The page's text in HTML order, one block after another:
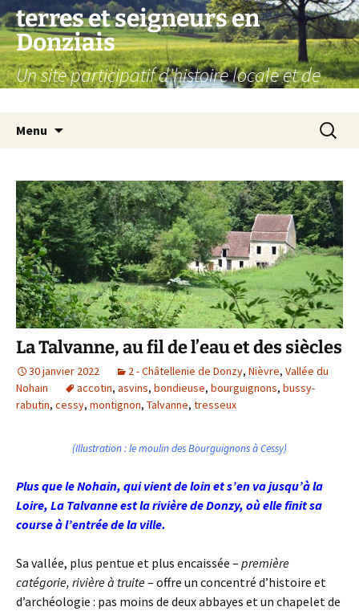
Aller
au
contenu
terres et seigneurs en
Donziais
Un site participatif d'histoire locale et de
Menu
La Talvanne, au fil de l’eau et des siècles
30 janvier 2022 2 - Châtellenie de Donzy, Nièvre, Vallée du
Nohain
accotin, asvins, bondieuse, bourguignons, bussy-
rabutin, cessy, montignon, Talvanne, tresseux
(Illustration : le moulin des Bourguignons à Cessy)
Plus que le Nohain, qui vient de loin et s’en va jusqu’à la
Loire, La Talvanne est la rivière de Donzy, où elle finit sa
course à l’entrée de la ville.
Sa vallée, plus pentue et plus encaissée – première
catégorie, rivière à truite– offre un concentré d’histoire et
d’archéologie : pas moins de deux abbayes et un chapelet de